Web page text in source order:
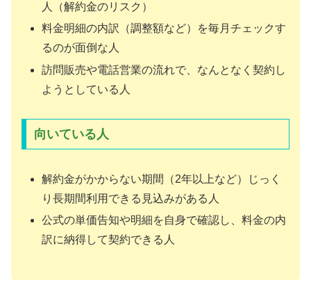
人（解約金のリスク）
料金明細の内訳（調整額など）を毎月チェックす
るのが面倒な人
訪問販売や電話営業の流れで、なんとなく契約し
ようとしている人
向いている人
解約金がかからない期間（2年以上など）じっく
り長期間利用できる見込みがある人
公式の単価告知や明細を自身で確認し、料金の内
訳に納得して契約できる人